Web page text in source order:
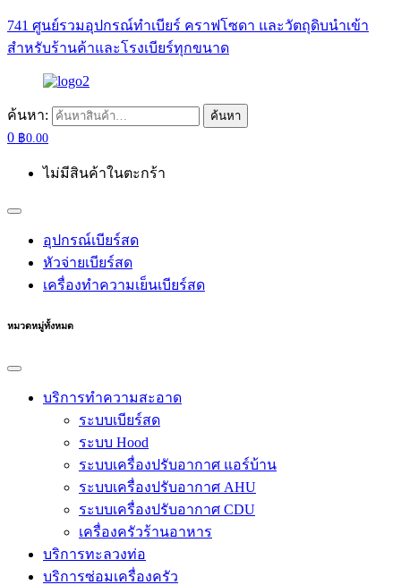
741 ศูนย์รวมอุปกรณ์ทำเบียร์ คราฟโซดา และวัตถุดิบนำเข้า
สำหรับร้านค้าและโรงเบียร์ทุกขนาด
ค้นหา: ค้นหา
0 ฿0.00
ไม่มีสินค้าในตะกร้า
อุปกรณ์เบียร์สด
หัวจ่ายเบียร์สด
เครื่องทำความเย็นเบียร์สด
หมวดหมู่ทั้งหมด
บริการทำความสะอาด
ระบบเบียร์สด
ระบบ Hood
ระบบเครื่องปรับอากาศ แอร์บ้าน
ระบบเครื่องปรับอากาศ AHU
ระบบเครื่องปรับอากาศ CDU
เครื่องครัวร้านอาหาร
บริการทะลวงท่อ
บริการซ่อมเครื่องครัว